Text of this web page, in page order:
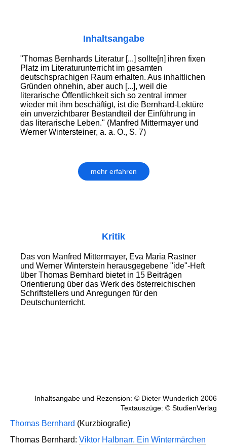
Inhaltsangabe
"Thomas Bernhards Literatur [...] sollte[n] ihren fixen
Platz im Literaturunterricht im gesamten
deutschsprachigen Raum erhalten. Aus inhaltlichen
Gründen ohnehin, aber auch [...], weil die
literarische Öffentlichkeit sich so zentral immer
wieder mit ihm beschäftigt, ist die Bernhard-Lektüre
ein unverzichtbarer Bestandteil der Einführung in
das literarische Leben." (Manfred Mittermayer und
Werner Wintersteiner, a. a. O., S. 7)
mehr erfahren
Kritik
Das von Manfred Mittermayer, Eva Maria Rastner
und Werner Winterstein herausgegebene "ide"-Heft
über Thomas Bernhard bietet in 15 Beiträgen
Orientierung über das Werk des österreichischen
Schriftstellers und Anregungen für den
Deutschunterricht.
Inhaltsangabe und Rezension: © Dieter Wunderlich 2006
Textauszüge: © StudienVerlag
Thomas Bernhard (Kurzbiografie)
Thomas Bernhard: Viktor Halbnarr. Ein Wintermärchen